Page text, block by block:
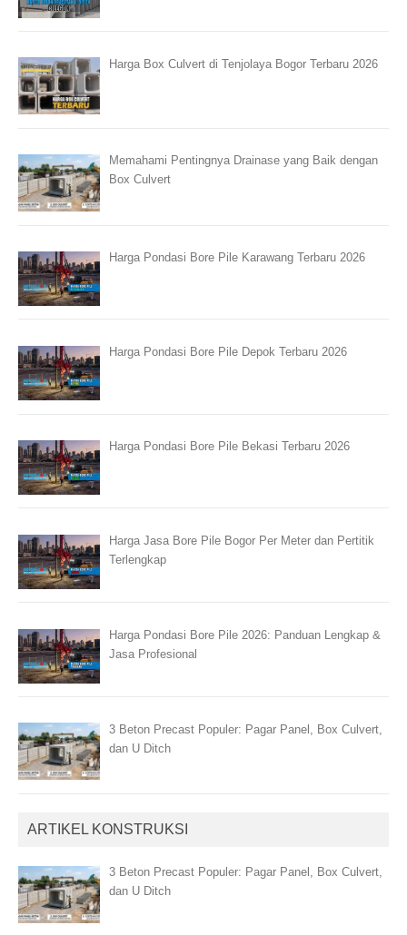
Harga Box Culvert di Tenjolaya Bogor Terbaru 2026
Memahami Pentingnya Drainase yang Baik dengan
Box Culvert
Harga Pondasi Bore Pile Karawang Terbaru 2026
Harga Pondasi Bore Pile Depok Terbaru 2026
Harga Pondasi Bore Pile Bekasi Terbaru 2026
Harga Jasa Bore Pile Bogor Per Meter dan Pertitik
Terlengkap
Harga Pondasi Bore Pile 2026: Panduan Lengkap &
Jasa Profesional
3 Beton Precast Populer: Pagar Panel, Box Culvert,
dan U Ditch
ARTIKEL KONSTRUKSI
3 Beton Precast Populer: Pagar Panel, Box Culvert,
dan U Ditch